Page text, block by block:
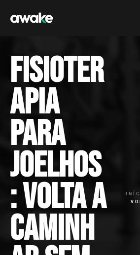
Fisioter
apia
para
joelhos
: volta a
caminh